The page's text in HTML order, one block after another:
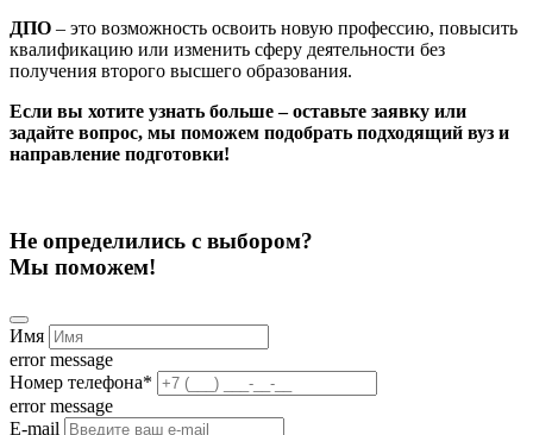
ДПО – это возможность освоить новую профессию, повысить
квалификацию или изменить сферу деятельности без
получения второго высшего образования.
Если вы хотите узнать больше – оставьте заявку или
задайте вопрос, мы поможем подобрать подходящий вуз и
направление подготовки!
Не определились с выбором?
Мы поможем!
Имя
error message
Номер телефона*
error message
E-mail